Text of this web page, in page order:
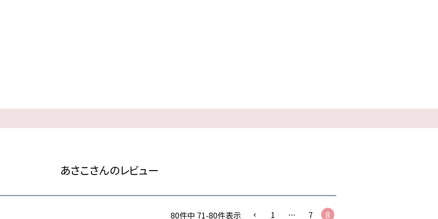
あさこさんのレビュー
80件中 71-80件表示 1 … 7 8